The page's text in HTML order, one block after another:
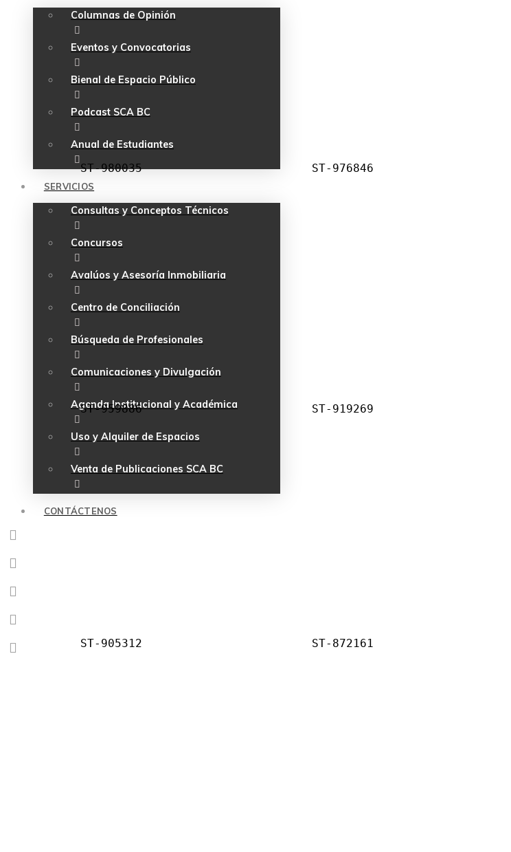
Columnas de Opinión
Eventos y Convocatorias
Bienal de Espacio Público
Podcast SCA BC
Anual de Estudiantes
SERVICIOS
Consultas y Conceptos Técnicos
Concursos
Avalúos y Asesoría Inmobiliaria
Centro de Conciliación
Búsqueda de Profesionales
Comunicaciones y Divulgación
Agenda Institucional y Académica
Uso y Alquiler de Espacios
Venta de Publicaciones SCA BC
CONTÁCTENOS
ST-980035 ST-976846
ST-959886 ST-919269
ST-905312 ST-872161